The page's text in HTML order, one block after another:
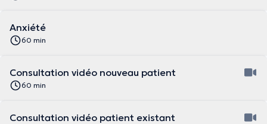
Anxiété
60 min
Consultation vidéo nouveau patient
60 min
Consultation vidéo patient existant